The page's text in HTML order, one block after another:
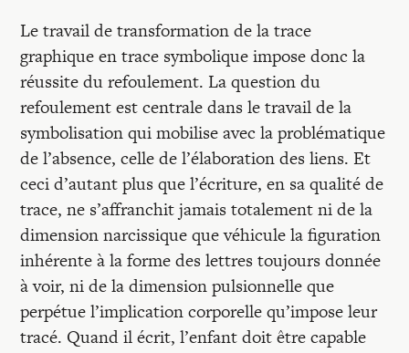
Le travail de transformation de la trace
graphique en trace symbolique impose donc la
réussite du refoulement. La question du
refoulement est centrale dans le travail de la
symbolisation qui mobilise avec la problématique
de l’absence, celle de l’élaboration des liens. Et
ceci d’autant plus que l’écriture, en sa qualité de
trace, ne s’affranchit jamais totalement ni de la
dimension narcissique que véhicule la figuration
inhérente à la forme des lettres toujours donnée
à voir, ni de la dimension pulsionnelle que
perpétue l’implication corporelle qu’impose leur
tracé. Quand il écrit, l’enfant doit être capable